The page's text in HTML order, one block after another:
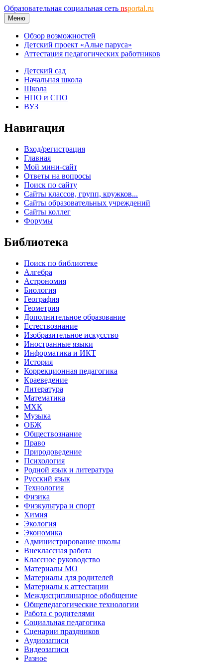
Образовательная социальная сеть nsportal.ru
Меню
Обзор возможностей
Детский проект «Алые паруса»
Аттестация педагогических работников
Детский сад
Начальная школа
Школа
НПО и СПО
ВУЗ
Навигация
Вход/регистрация
Главная
Мой мини-сайт
Ответы на вопросы
Поиск по сайту
Сайты классов, групп, кружков...
Сайты образовательных учреждений
Сайты коллег
Форумы
Библиотека
Поиск по библиотеке
Алгебра
Астрономия
Биология
География
Геометрия
Дополнительное образование
Естествознание
Изобразительное искусство
Иностранные языки
Информатика и ИКТ
История
Коррекционная педагогика
Краеведение
Литература
Математика
МХК
Музыка
ОБЖ
Обществознание
Право
Природоведение
Психология
Родной язык и литература
Русский язык
Технология
Физика
Физкультура и спорт
Химия
Экология
Экономика
Администрирование школы
Внеклассная работа
Классное руководство
Материалы МО
Материалы для родителей
Материалы к аттестации
Междисциплинарное обобщение
Общепедагогические технологии
Работа с родителями
Социальная педагогика
Сценарии праздников
Аудиозаписи
Видеозаписи
Разное